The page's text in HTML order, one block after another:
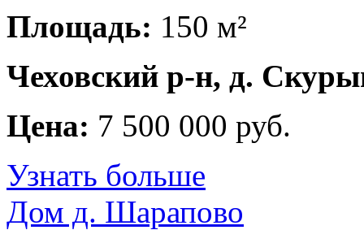
Площадь: 150 м²
Чеховский р-н, д.
Цена: 7 500 000 руб.
Узнать больше
Дом д. Шарапово